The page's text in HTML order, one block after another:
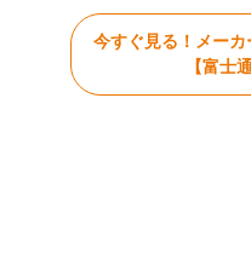
今すぐ見る！メー
【富士